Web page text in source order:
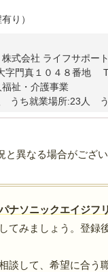
り）
式会社 ライフサポー
字門真１０４８番地
祉・介護事業
うち就業場所:23人
異なる場合がござい
パナソニックエイジ
てみましょう。登録
談して、希望に合う